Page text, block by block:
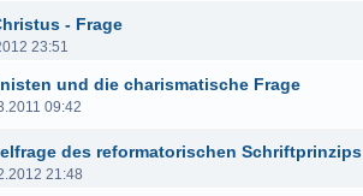
- Frage
23:51
und die charismatische Frage
09:42
des reformatorischen Schriftprinzips
21:48